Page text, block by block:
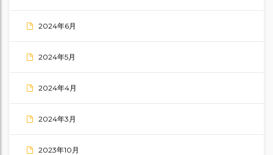
2024年6月
2024年5月
2024年4月
2024年3月
2023年10月